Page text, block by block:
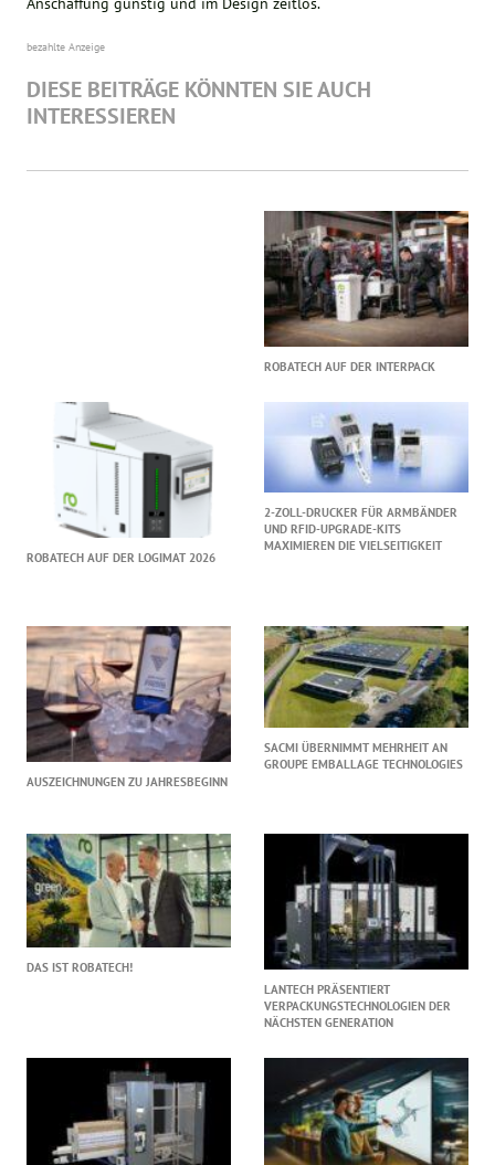
bezahlte Anzeige
DIESE BEITRÄGE KÖNNTEN SIE AUCH
INTERESSIEREN
ROBATECH AUF DER INTERPACK
ROBATECH AUF DER LOGIMAT 2026
2-ZOLL-DRUCKER FÜR ARMBÄNDER
UND RFID-UPGRADE-KITS
MAXIMIEREN DIE VIELSEITIGKEIT
AUSZEICHNUNGEN ZU JAHRESBEGINN
SACMI ÜBERNIMMT MEHRHEIT AN
GROUPE EMBALLAGE TECHNOLOGIES
DAS IST ROBATECH!
LANTECH PRÄSENTIERT
VERPACKUNGSTECHNOLOGIEN DER
NÄCHSTEN GENERATION